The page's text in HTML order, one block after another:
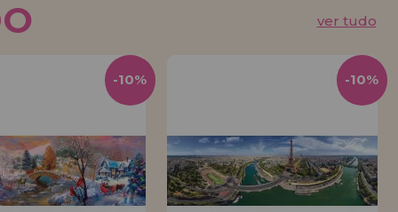
ver tudo
-10% -10%